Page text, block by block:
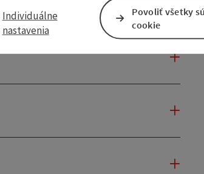
Individuálne
nastavenia
Povoliť všetky
cookie